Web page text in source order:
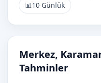
📊10 Günlük
Merkez,
Tahminler